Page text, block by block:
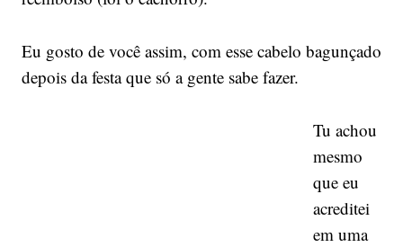
Eu gosto de você assim, com esse cabelo bagunçado
depois da festa que só a gente sabe fazer.
Tu achou
mesmo
que eu
acreditei
em uma